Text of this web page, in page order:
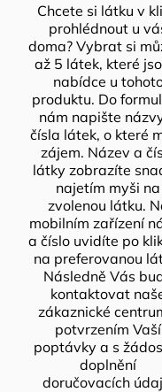
Chcete si látku v
prohlédnout u
doma? Vybrat si
až 5 látek, které
nabídce u
produktu. Do
nám napište
čísla látek, o které
zájem. Název a
látky zobrazíte
najetím myši na
zvolenou látku.
mobilním zařízení
a číslo uvidíte po
na preferovanou
Následně Vás
kontaktovat
zákaznické
potvrzením Vaší
poptávky a s
doplnění
doručovacích